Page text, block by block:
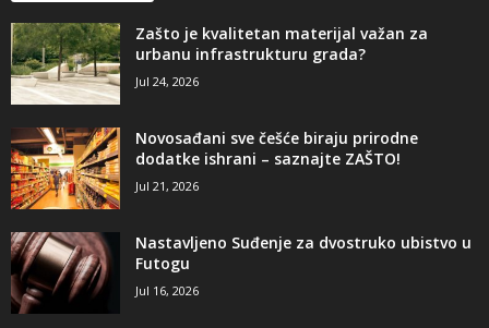
Zašto je kvalitetan materijal važan za
urbanu infrastrukturu grada?
Jul 24, 2026
Novosađani sve češće biraju prirodne
dodatke ishrani – saznajte ZAŠTO!
Jul 21, 2026
Nastavljeno Suđenje za dvostruko ubistvo u
Futogu
Jul 16, 2026